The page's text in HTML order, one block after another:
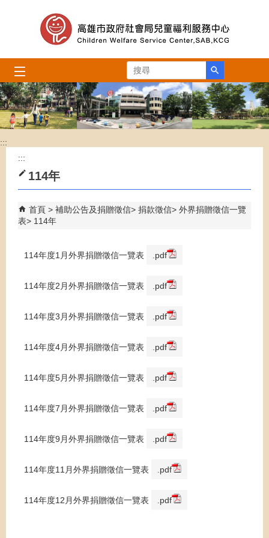
跳到主要內容區塊
搜尋
:::
:::
114年
首頁 補助公告及捐贈徵信 捐款徵信
外界捐贈徵信一覽
表
114年
114年度1月外界捐贈徵信一覽表 .pdf
114年度2月外界捐贈徵信一覽表 .pdf
114年度3月外界捐贈徵信一覽表 .pdf
114年度4月外界捐贈徵信一覽表 .pdf
114年度5月外界捐贈徵信一覽表 .pdf
114年度7月外界捐贈徵信一覽表 .pdf
114年度9月外界捐贈徵信一覽表 .pdf
114年度11月外界捐贈徵信一覽表 .pdf
114年度12月外界捐贈徵信一覽表 .pdf